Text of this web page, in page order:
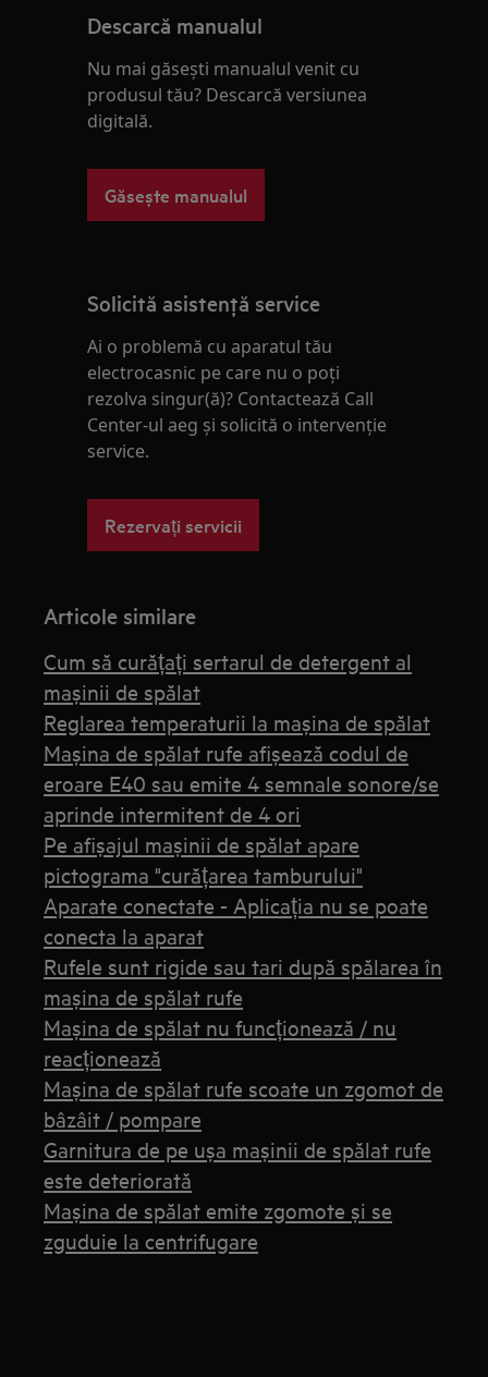
Descarcă manualul
Nu mai găsești manualul venit cu
produsul tău? Descarcă versiunea
digitală.
Găsește manualul
Solicită asistenţă service
Ai o problemă cu aparatul tău
electrocasnic pe care nu o poţi
rezolva singur(ă)? Contactează Call
Center-ul aeg și solicită o intervenţie
service.
Rezervați servicii
Articole similare
Cum să curățați sertarul de detergent al
mașinii de spălat
Reglarea temperaturii la mașina de spălat
Mașina de spălat rufe afișează codul de
eroare E40 sau emite 4 semnale sonore/se
aprinde intermitent de 4 ori
Pe afișajul mașinii de spălat apare
pictograma "curățarea tamburului"
Aparate conectate - Aplicația nu se poate
conecta la aparat
Rufele sunt rigide sau tari după spălarea în
mașina de spălat rufe
Mașina de spălat nu funcționează / nu
reacționează
Mașina de spălat rufe scoate un zgomot de
bâzâit / pompare
Garnitura de pe ușa mașinii de spălat rufe
este deteriorată
Maşina de spălat emite zgomote şi se
zguduie la centrifugare